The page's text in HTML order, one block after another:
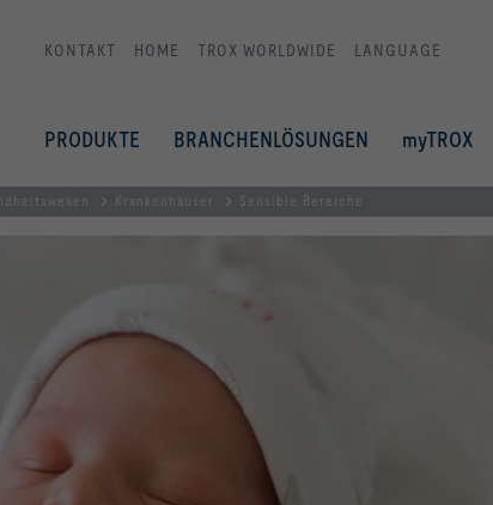
KONTAKT HOME TROX WORLDWIDE LANGUAGE
PRODUKTE BRANCHENLÖSUNGEN myTROX
Krankenhäuser Sensible Bereiche